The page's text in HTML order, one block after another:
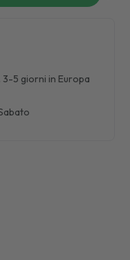
3-5 giorni in Europa